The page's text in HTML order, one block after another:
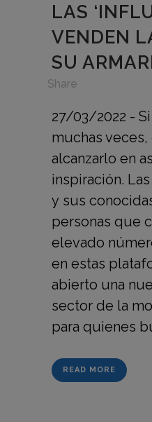
LAS
VENDEN
SU
Share
27/03/2022 -
muchas veces,
alcanzarlo en
inspiración.
y sus
personas que
elevado
en estas
abierto una
sector de la
para quienes
READ MORE